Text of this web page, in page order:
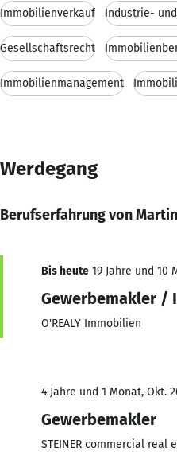
Immobilienverkauf Industrie-
Gesellschaftsrecht
Immobilienmanagement
Werdegang
Berufserfahrung von
Bis heute 19 Jahre und 10
Gewerbemakler /
O'REALY Immobilien
4 Jahre und 1 Monat, Okt.
Gewerbemakler
STEINER commercial real